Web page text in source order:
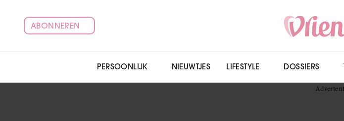
ABONNEREN
PERSOONLIJK NIEUWTJES LIFESTYLE DOSSIERS